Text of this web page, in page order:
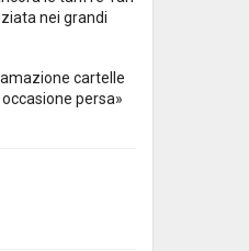
nei grandi
cartelle
persa»